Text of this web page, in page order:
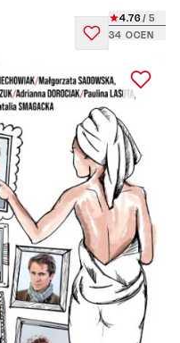
34 OCEN
4.76/ 5